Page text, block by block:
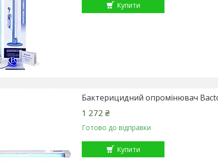
Купити
Бактерицидний опромінювач
1 272 ₴
Готово до відправки
Купити